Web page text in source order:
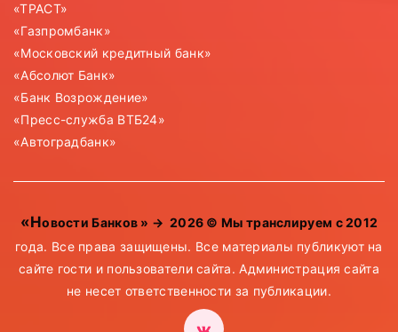
«ТРАСТ»
«Газпромбанк»
«Московский кредитный банк»
«Абсолют Банк»
«Банк Возрождение»
«Пресс-служба ВТБ24»
«Автоградбанк»
«Новости Банков » → 2026 © Мы транслируем с 2012
года. Все права защищены. Все материалы публикуют на
сайте гости и пользователи сайта. Администрация сайта
не несет ответственности за публикации.